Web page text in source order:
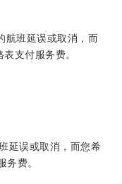
航班延误或取消，而
支付服务费。
延误或取消，而您希
费。